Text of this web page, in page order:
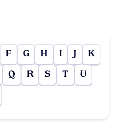
F G H I J K
Q R S T U